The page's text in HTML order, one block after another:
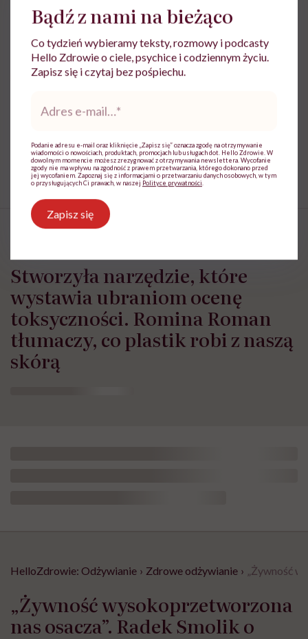
Zobacz profil
Udostępnij
Zakupy Zdrowa żywność
Stworzyła narzędzie, które
wystawia ubraniom ocenę
toksyczności. Romina Roman
tłumaczy, co plastik robi z naszą
skórą
HelloZdrowie: Odżywianie › Zdrowe odżywianie › „Żywność
„Żywność wysokoprzetworzona
nas osacza”. Radek Smolik o
Bądź z nami na bieżąco
Co tydzień wybieramy teksty, rozmowy i podcasty
Hello Zdrowie o ciele, psychice i codziennym życiu.
Zapisz się i czytaj bez pośpiechu.
*
Podanie adresu e-mail oraz kliknięcie „Zapisz się” oznacza zgodę na otrzymywanie
wiadomości o nowościach, produktach, promocjach lub usługach dot. Hello Zdrowie. W
dowolnym momencie możesz zrezygnować z otrzymywania newslettera. Wycofanie
zgody nie ma wpływu na zgodność z prawem przetwarzania, którego dokonano przed
jej wycofaniem. Zapoznaj się z informacjami o przetwarzaniu danych osobowych, w tym
o przysługujących Ci prawach, w naszej Polityce prywatności
Zapisz się